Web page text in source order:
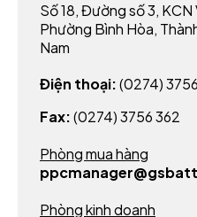
Số 18, Đường số 3,
Phường Bình Hòa,
Nam
Điện thoại:(0274)
Fax:(0274) 3756 362
Phòng mua hàng
Phòng kinh doanh